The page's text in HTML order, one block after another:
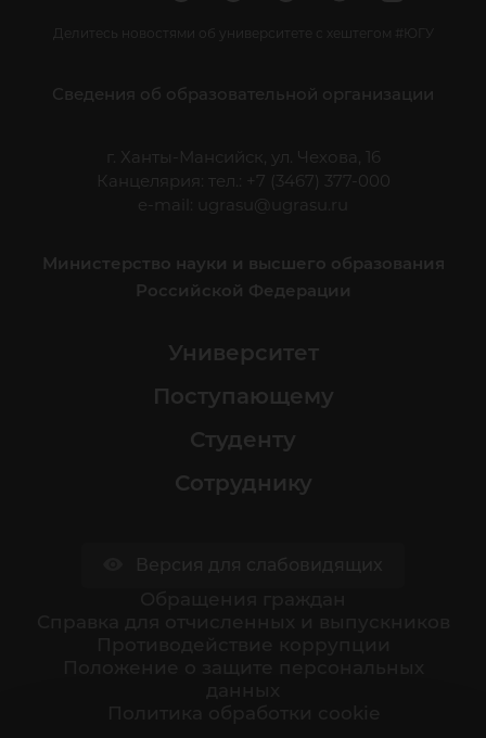
Делитесь новостями об университете с хештегом #ЮГУ
Сведения об образовательной организации
г. Ханты-Мансийск, ул. Чехова, 16
Канцелярия: тел.: +7 (3467) 377-000
e-mail:
ugrasu@ugrasu.ru
Министерство науки и высшего образования
Российской Федерации
Университет
Поступающему
Студенту
Сотруднику